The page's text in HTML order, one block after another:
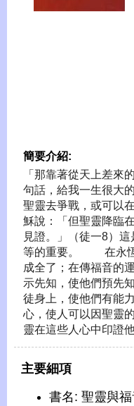
簡要介紹:
「那靠著從天上差來
句話，給我一生很大
聖靈去爭戰，或可以
穌說：「但聖靈降臨
見證。」（徒一8）
等的重要。 在永恆
成全了；在傳福音的
示先知，使他們預先
徒身上，使他們有能
心，使人可以因聖靈
靈在這些人心中印證
主要細項
書名: 聖靈與